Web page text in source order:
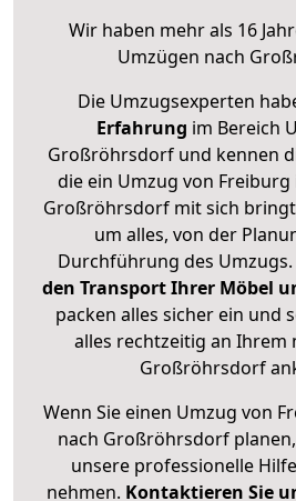
Wir haben mehr als 16
Umzügen nach
Die Umzugsexperten
Erfahrung im Bereich
Großröhrsdorf und kennen
die ein Umzug von
Großröhrsdorf mit sich
um alles, von der
Durchführung des Umzugs.
den Transport Ihrer Möbel
packen alles sicher ein und
alles rechtzeitig an Ihrem
Großröhrsdorf
Wenn Sie einen Umzug von
nach Großröhrsdorf
unsere professionelle
nehmen. Kontaktieren Sie